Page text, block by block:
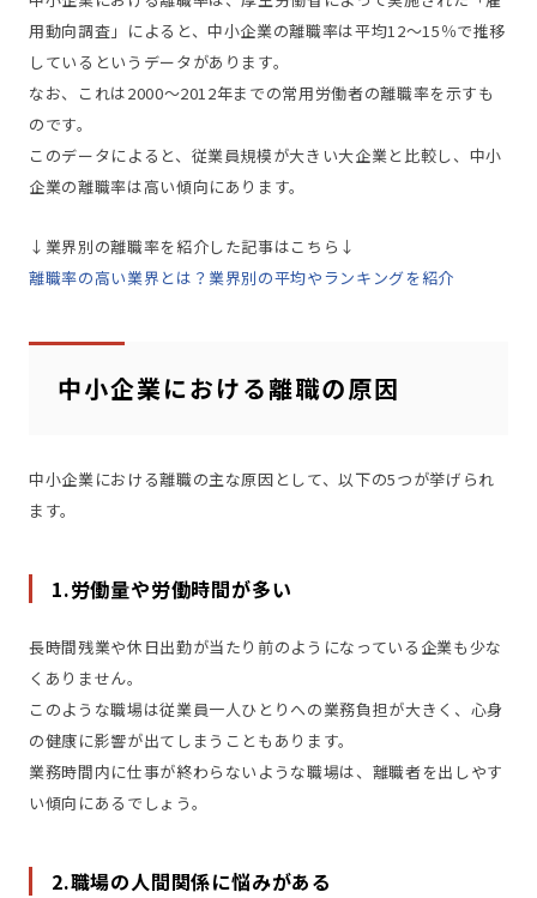
用動向調査」によると、中小企業の離職率は平均12～15％で推移
しているというデータがあります。
なお、これは2000～2012年までの常用労働者の離職率を示すも
のです。
このデータによると、従業員規模が大きい大企業と比較し、中小
企業の離職率は高い傾向にあります。
↓業界別の離職率を紹介した記事はこちら↓
離職率の高い業界とは？業界別の平均やランキングを紹介
中小企業における離職の原因
中小企業における離職の主な原因として、以下の5つが挙げられ
ます。
1.労働量や労働時間が多い
長時間残業や休日出勤が当たり前のようになっている企業も少な
くありません。
このような職場は従業員一人ひとりへの業務負担が大きく、心身
の健康に影響が出てしまうこともあります。
業務時間内に仕事が終わらないような職場は、離職者を出しやす
い傾向にあるでしょう。
2.職場の人間関係に悩みがある